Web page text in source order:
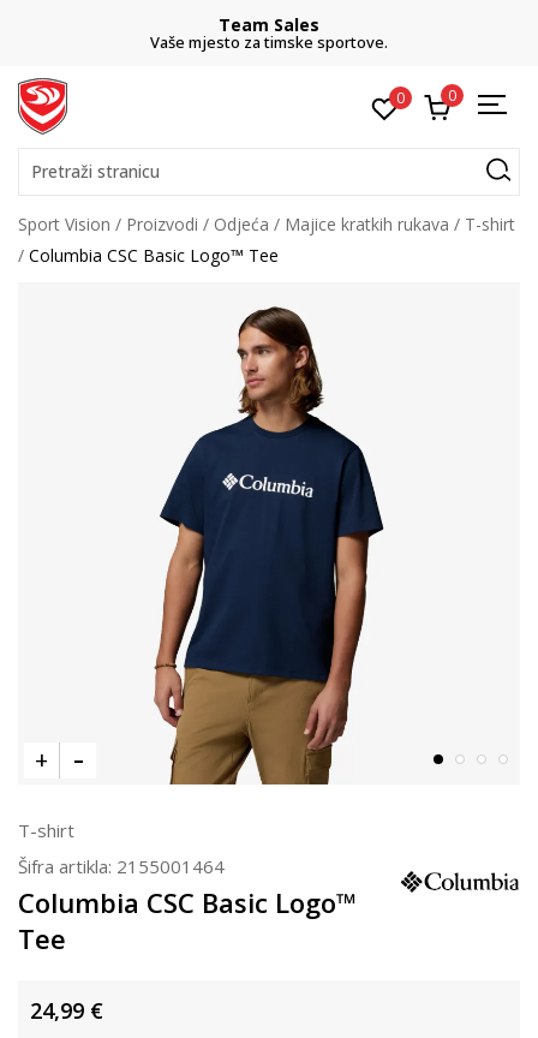
Team Sales
Vaše mjesto za timske sportove.
0 0
Pretraži stranicu
Sport Vision Proizvodi Odjeća Majice kratkih rukava
T-shirt
Columbia CSC Basic Logo™ Tee
T-shirt
Šifra artikla: 2155001464
Columbia CSC Basic Logo™
Tee
24,99 €